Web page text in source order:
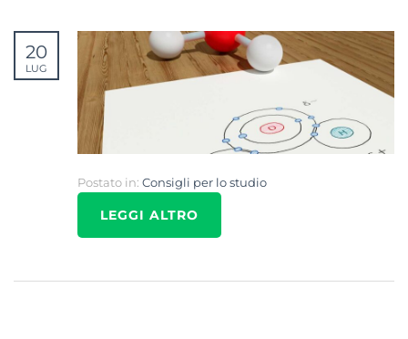
20
LUG
Postato in: Consigli per lo studio
LEGGI ALTRO